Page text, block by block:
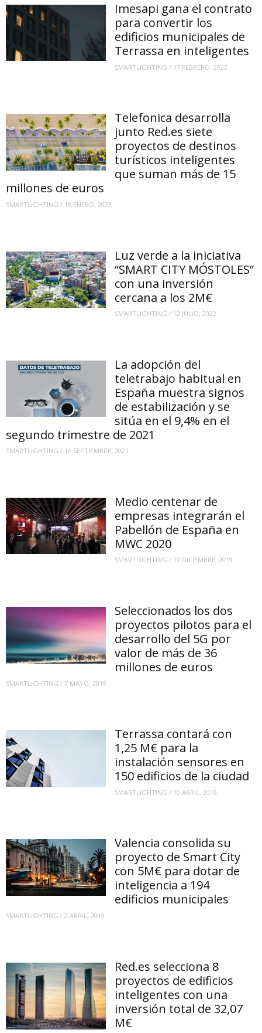
Imesapi gana el contrato
para convertir los
edificios municipales de
Terrassa en inteligentes
SMARTLIGHTING / 17 FEBRERO, 2023
Telefonica desarrolla
junto Red.es siete
proyectos de destinos
turísticos inteligentes
que suman más de 15
millones de euros
SMARTLIGHTING / 16 ENERO, 2023
Luz verde a la iniciativa
“SMART CITY MÓSTOLES”
con una inversión
cercana a los 2M€
SMARTLIGHTING / 12 JULIO, 2022
La adopción del
teletrabajo habitual en
España muestra signos
de estabilización y se
sitúa en el 9,4% en el
segundo trimestre de 2021
SMARTLIGHTING / 16 SEPTIEMBRE, 2021
Medio centenar de
empresas integrarán el
Pabellón de España en
MWC 2020
SMARTLIGHTING / 19 DICIEMBRE, 2019
Seleccionados los dos
proyectos pilotos para el
desarrollo del 5G por
valor de más de 36
millones de euros
SMARTLIGHTING / 7 MAYO, 2019
Terrassa contará con
1,25 M€ para la
instalación sensores en
150 edificios de la ciudad
SMARTLIGHTING / 10 ABRIL, 2019
Valencia consolida su
proyecto de Smart City
con 5M€ para dotar de
inteligencia a 194
edificios municipales
SMARTLIGHTING / 2 ABRIL, 2019
Red.es selecciona 8
proyectos de edificios
inteligentes con una
inversión total de 32,07
M€